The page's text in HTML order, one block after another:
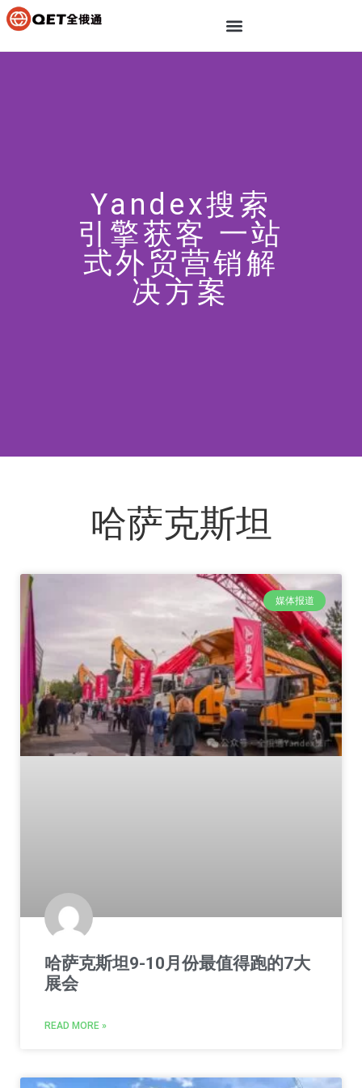
Yandex搜索
引擎获客 一站
式外贸营销解
决方案
哈萨克斯坦
媒体报道
哈萨克斯坦9-10月份最值得跑的7大
展会
READ MORE »